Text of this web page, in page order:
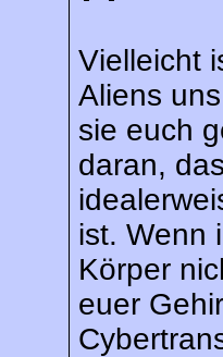
Vielleicht
Aliens
sie euch
daran,
ist. Wenn
Körper
euer